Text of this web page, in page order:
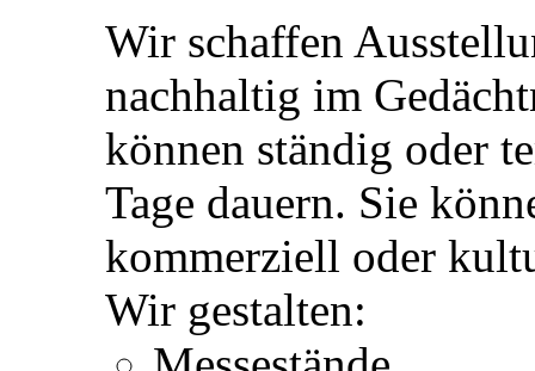
Wir schaffen
nachhaltig im
können ständig oder
Tage dauern. Sie
kommerziell oder
Wir gestalten: